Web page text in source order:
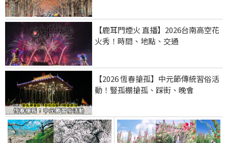
【鹿耳門煙火 直播】2026台南高空花
火秀！時間、地點、交通
【2026 恆春搶孤】中元節傳統習俗活
動！豎孤棚搶孤、踩街、晚會